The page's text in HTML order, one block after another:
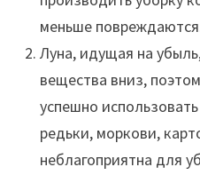
меньше
Луна, идущая на
вещества вниз,
успешно
редьки, моркови,
неблагоприятна для